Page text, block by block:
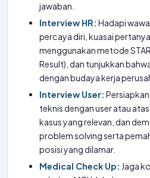
jawaban.
Interview HR: Hadapi
percaya diri, kuasai
menggunakan metode
Result), dan tunjukkan
dengan budaya kerja
Interview User:
teknis dengan user atau
kasus yang relevan, dan
problem solving serta
posisi yang dilamar.
Medical Check Up: Jaga